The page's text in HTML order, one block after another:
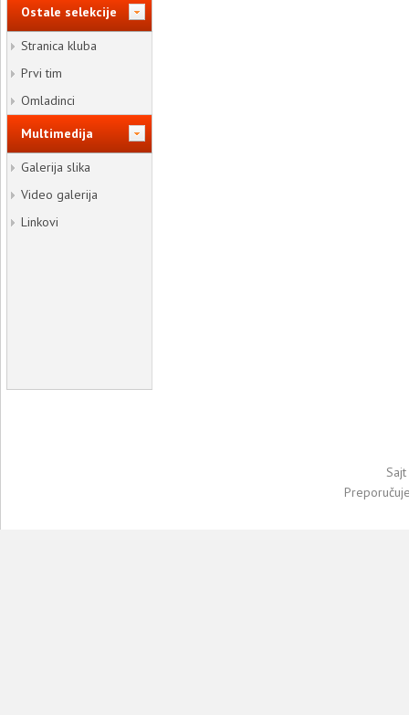
Ostale selekcije
Stranica kluba
Prvi tim
Omladinci
Multimedija
Galerija slika
Video galerija
Linkovi